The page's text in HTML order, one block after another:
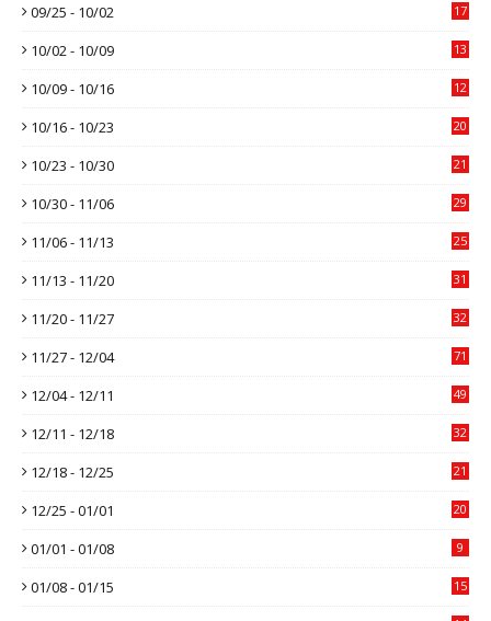
09/25 - 10/02 17
10/02 - 10/09 13
10/09 - 10/16 12
10/16 - 10/23 20
10/23 - 10/30 21
10/30 - 11/06 29
11/06 - 11/13 25
11/13 - 11/20 31
11/20 - 11/27 32
11/27 - 12/04 71
12/04 - 12/11 49
12/11 - 12/18 32
12/18 - 12/25 21
12/25 - 01/01 20
01/01 - 01/08 9
01/08 - 01/15 15